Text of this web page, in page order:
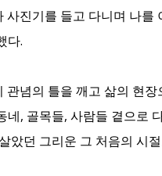
사진기를 들고 다니며 나
다.
념의 틀을 깨고 삶의 현장
, 골목들, 사람들 곁으로
았던 그리운 그 처음의 시